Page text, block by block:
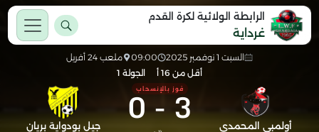
الرابطة الولائية لكرة القدم
غرداية
السبت 1 نوفمبر 2025 09:00
ملعب 24 أفريل
أقل من 16 أ
الجولة 1
أولمبي المحمدي
3
-
0فوز بالإنسحاب
جيل بودواية بريان